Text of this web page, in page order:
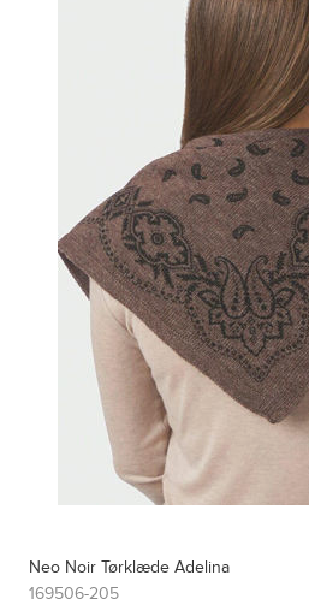
Neo Noir Tørklæde Adelina
169506-205